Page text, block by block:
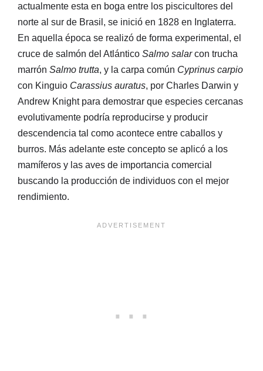
actualmente esta en boga entre los piscicultores del
norte al sur de Brasil, se inició en 1828 en Inglaterra.
En aquella época se realizó de forma experimental, el
cruce de salmón del Atlántico Salmo salarcon trucha
marrón Salmo trutta, y la carpa común Cyprinus carpio
con Kinguio Carassius auratus, por Charles Darwin y
Andrew Knight para demostrar que especies cercanas
evolutivamente podría reproducirse y producir
descendencia tal como acontece entre caballos y
burros. Más adelante este concepto se aplicó a los
mamíferos y las aves de importancia comercial
buscando la producción de individuos con el mejor
rendimiento.